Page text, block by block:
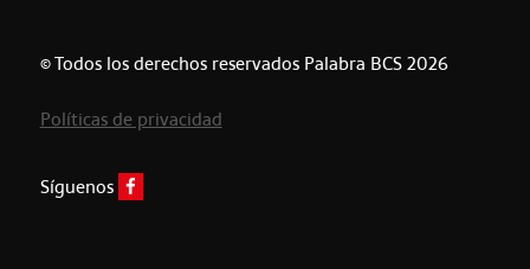
© Todos los derechos reservados Palabra BCS 2026
Políticas de privacidad
Síguenos